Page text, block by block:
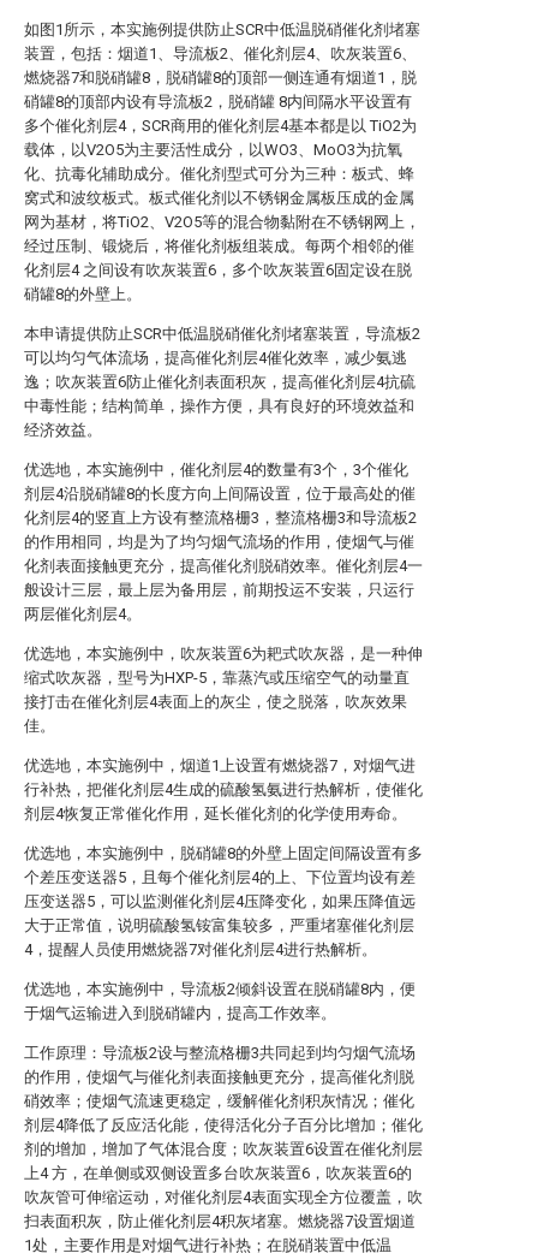
如图1所示，本实施例提供防止SCR中低温脱硝催化剂堵塞
装置，包括：烟道1、导流板2、催化剂层4、吹灰装置6、
燃烧器7和脱硝罐8，脱硝罐8的顶部一侧连通有烟道1，脱
硝罐8的顶部内设有导流板2，脱硝罐 8内间隔水平设置有
多个催化剂层4，SCR商用的催化剂层4基本都是以 TiO2为
载体，以V2O5为主要活性成分，以WO3、MoO3为抗氧
化、抗毒化辅助成分。催化剂型式可分为三种：板式、蜂
窝式和波纹板式。板式催化剂以不锈钢金属板压成的金属
网为基材，将TiO2、V2O5等的混合物黏附在不锈钢网上，
经过压制、锻烧后，将催化剂板组装成。每两个相邻的催
化剂层4 之间设有吹灰装置6，多个吹灰装置6固定设在脱
硝罐8的外壁上。
本申请提供防止SCR中低温脱硝催化剂堵塞装置，导流板2
可以均匀气体流场，提高催化剂层4催化效率，减少氨逃
逸；吹灰装置6防止催化剂表面积灰，提高催化剂层4抗硫
中毒性能；结构简单，操作方便，具有良好的环境效益和
经济效益。
优选地，本实施例中，催化剂层4的数量有3个，3个催化
剂层4沿脱硝罐8的长度方向上间隔设置，位于最高处的催
化剂层4的竖直上方设有整流格栅3，整流格栅3和导流板2
的作用相同，均是为了均匀烟气流场的作用，使烟气与催
化剂表面接触更充分，提高催化剂脱硝效率。催化剂层4一
般设计三层，最上层为备用层，前期投运不安装，只运行
两层催化剂层4。
优选地，本实施例中，吹灰装置6为耙式吹灰器，是一种伸
缩式吹灰器，型号为HXP-5，靠蒸汽或压缩空气的动量直
接打击在催化剂层4表面上的灰尘，使之脱落，吹灰效果
佳。
优选地，本实施例中，烟道1上设置有燃烧器7，对烟气进
行补热，把催化剂层4生成的硫酸氢氨进行热解析，使催化
剂层4恢复正常催化作用，延长催化剂的化学使用寿命。
优选地，本实施例中，脱硝罐8的外壁上固定间隔设置有多
个差压变送器5，且每个催化剂层4的上、下位置均设有差
压变送器5，可以监测催化剂层4压降变化，如果压降值远
大于正常值，说明硫酸氢铵富集较多，严重堵塞催化剂层
4，提醒人员使用燃烧器7对催化剂层4进行热解析。
优选地，本实施例中，导流板2倾斜设置在脱硝罐8内，便
于烟气运输进入到脱硝罐内，提高工作效率。
工作原理：导流板2设与整流格栅3共同起到均匀烟气流场
的作用，使烟气与催化剂表面接触更充分，提高催化剂脱
硝效率；使烟气流速更稳定，缓解催化剂积灰情况；催化
剂层4降低了反应活化能，使得活化分子百分比增加；催化
剂的增加，增加了气体混合度；吹灰装置6设置在催化剂层
上4 方，在单侧或双侧设置多台吹灰装置6，吹灰装置6的
吹灰管可伸缩运动，对催化剂层4表面实现全方位覆盖，吹
扫表面积灰，防止催化剂层4积灰堵塞。燃烧器7设置烟道
1处，主要作用是对烟气进行补热；在脱硝装置中低温